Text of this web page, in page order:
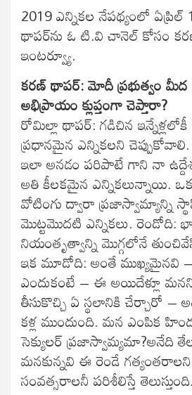
2019 ఎన్నికల నేపథ్యంలో
థాపర్‌ను ఓ టి.వి చానెల్ కోసం
ఇంటర్వ్యూ.
కరణ్ థాపర్: మోదీ ప్రభుత్వం
అభిప్రాయం క్లుప్తంగా చెప్తారా?
రోమిల్లా థాపర్‌: గడిచిన
ప్రధానమైన ఎన్నికలని చెప్పుకోవాలి.
ఇలా అనడం పరిపాటే గాని నా
అతి కీలకమైన ఎన్నికలున్నాయి.
వోటింగు ద్వారా ప్రజాస్వామ్యాన్ని
మొట్టమొదటి ఎన్నికలు. రెండోది:
నియంతృత్వాన్ని మొగ్గలోనే
ఇక మూడోది: అంతే ముఖ్యమైనవి
ఎందుకంటే – ఈ అయిదేళ్లూ
తీసుకొచ్చి ఏ స్థలానికి చేర్చారో –
కళ్ల ముందుంది. మన ఎంపిక
సెక్యులర్ ప్రజాస్వామ్యమా?అనేది
మనకున్నవి ఈ రెండే
సంవత్సరాలనీ పరిశీలిస్తే తెలుస్తుంది.